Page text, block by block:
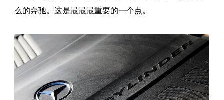
么的奔驰。这是最最最重要的一个点。